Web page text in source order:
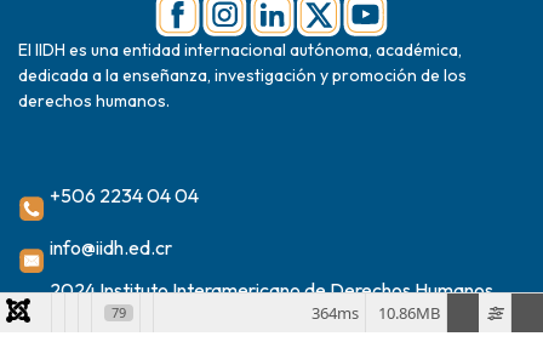
El IIDH es una entidad internacional autónoma, académica,
dedicada a la enseñanza, investigación y promoción de los
derechos humanos.
+506 2234 04 04
info@iidh.ed.cr
2024 Instituto Interamericano de Derechos Humanos
79 10.86MB
364ms